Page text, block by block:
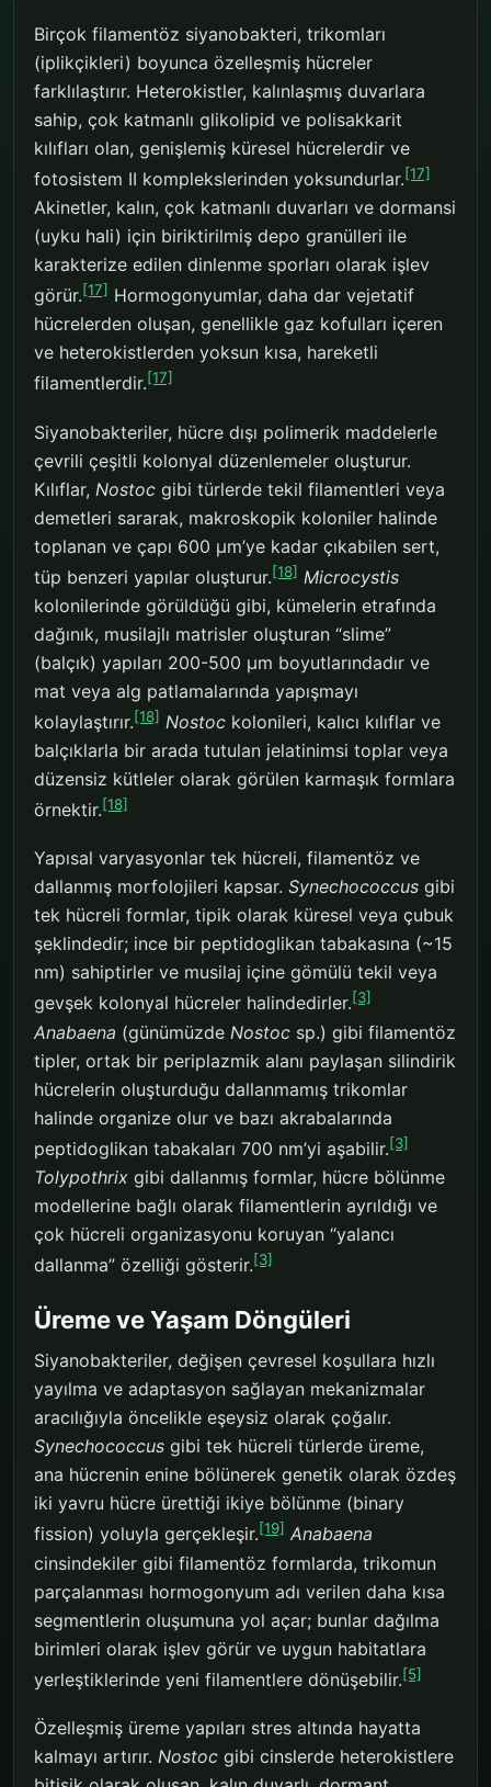
Birçok filamentöz siyanobakteri, trikomları
(iplikçikleri) boyunca özelleşmiş hücreler
farklılaştırır. Heterokistler, kalınlaşmış duvarlara
sahip, çok katmanlı glikolipid ve polisakkarit
kılıfları olan, genişlemiş küresel hücrelerdir ve
fotosistem II komplekslerinden yoksundurlar.[17]
Akinetler, kalın, çok katmanlı duvarları ve dormansi
(uyku hali) için biriktirilmiş depo granülleri ile
karakterize edilen dinlenme sporları olarak işlev
görür.[17] Hormogonyumlar, daha dar vejetatif
hücrelerden oluşan, genellikle gaz kofulları içeren
ve heterokistlerden yoksun kısa, hareketli
filamentlerdir.[17]
Siyanobakteriler, hücre dışı polimerik maddelerle
çevrili çeşitli kolonyal düzenlemeler oluşturur.
Kılıflar, Nostoc gibi türlerde tekil filamentleri veya
demetleri sararak, makroskopik koloniler halinde
toplanan ve çapı 600 μm’ye kadar çıkabilen sert,
tüp benzeri yapılar oluşturur.[18] Microcystis
kolonilerinde görüldüğü gibi, kümelerin etrafında
dağınık, musilajlı matrisler oluşturan “slime”
(balçık) yapıları 200-500 μm boyutlarındadır ve
mat veya alg patlamalarında yapışmayı
kolaylaştırır.[18] Nostoc kolonileri, kalıcı kılıflar ve
balçıklarla bir arada tutulan jelatinimsi toplar veya
düzensiz kütleler olarak görülen karmaşık formlara
örnektir.[18]
Yapısal varyasyonlar tek hücreli, filamentöz ve
dallanmış morfolojileri kapsar. Synechococcus gibi
tek hücreli formlar, tipik olarak küresel veya çubuk
şeklindedir; ince bir peptidoglikan tabakasına (~15
nm) sahiptirler ve musilaj içine gömülü tekil veya
gevşek kolonyal hücreler halindedirler.[3]
Anabaena (günümüzde Nostoc sp.) gibi filamentöz
tipler, ortak bir periplazmik alanı paylaşan silindirik
hücrelerin oluşturduğu dallanmamış trikomlar
halinde organize olur ve bazı akrabalarında
peptidoglikan tabakaları 700 nm’yi aşabilir.[3]
Tolypothrix gibi dallanmış formlar, hücre bölünme
modellerine bağlı olarak filamentlerin ayrıldığı ve
çok hücreli organizasyonu koruyan “yalancı
dallanma” özelliği gösterir.[3]
Üreme ve Yaşam Döngüleri
Siyanobakteriler, değişen çevresel koşullara hızlı
yayılma ve adaptasyon sağlayan mekanizmalar
aracılığıyla öncelikle eşeysiz olarak çoğalır.
Synechococcus gibi tek hücreli türlerde üreme,
ana hücrenin enine bölünerek genetik olarak özdeş
iki yavru hücre ürettiği ikiye bölünme (binary
fission) yoluyla gerçekleşir.[19] Anabaena
cinsindekiler gibi filamentöz formlarda, trikomun
parçalanması hormogonyum adı verilen daha kısa
segmentlerin oluşumuna yol açar; bunlar dağılma
birimleri olarak işlev görür ve uygun habitatlara
yerleştiklerinde yeni filamentlere dönüşebilir.[5]
Özelleşmiş üreme yapıları stres altında hayatta
kalmayı artırır. Nostoc gibi cinslerde heterokistlere